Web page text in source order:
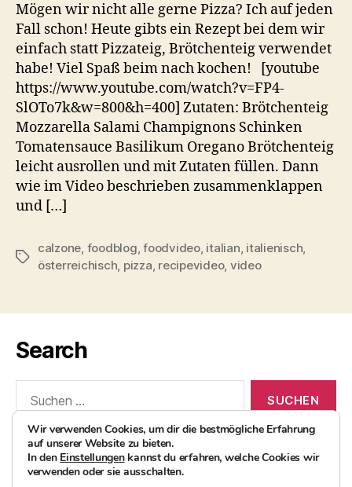
Mögen wir nicht alle gerne Pizza? Ich auf jeden
Fall schon! Heute gibts ein Rezept bei dem wir
einfach statt Pizzateig, Brötchenteig verwendet
habe! Viel Spaß beim nach kochen! [youtube
https://www.youtube.com/watch?v=FP4-
SlOTo7k&w=800&h=400] Zutaten: Brötchenteig
Mozzarella Salami Champignons Schinken
Tomatensauce Basilikum Oregano Brötchenteig
leicht ausrollen und mit Zutaten füllen. Dann
wie im Video beschrieben zusammenklappen
und […]
Schlagwörter
calzone, foodblog,foodvideo, italian, italienisch,
österreichisch, pizza, recipevideo, video
Search
nach:
© 2026AvocadoBanane Foodblog
Wir verwenden Cookies, um dir die bestmögliche Erfahrung
auf unserer Website zu bieten.
In den Einstellungenkannst du erfahren, welche Cookies wir
verwenden oder sie ausschalten.